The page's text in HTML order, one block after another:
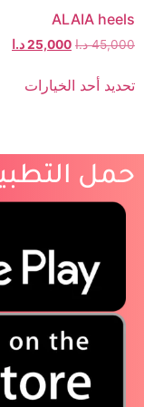
ALAIA heels
45,000 د.ا 25,000د.ا
تحديد أحد الخيارات
حمل